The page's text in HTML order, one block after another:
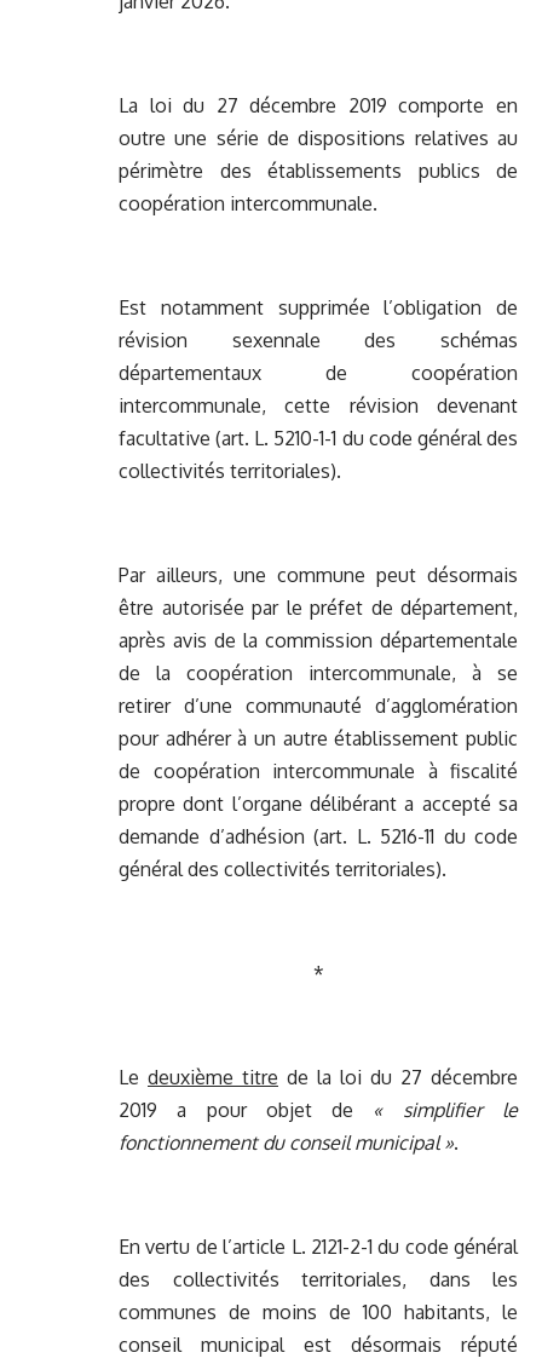
La loi du 27 décembre 2019 comporte en
outre une série de dispositions relatives au
périmètre des établissements publics de
coopération intercommunale.
Est notamment supprimée l’obligation de
révision sexennale des schémas
départementaux de coopération
intercommunale, cette révision devenant
facultative (art. L. 5210-1-1 du code général des
collectivités territoriales).
Par ailleurs, une commune peut désormais
être autorisée par le préfet de département,
après avis de la commission départementale
de la coopération intercommunale, à se
retirer d’une communauté d’agglomération
pour adhérer à un autre établissement public
de coopération intercommunale à fiscalité
propre dont l’organe délibérant a accepté sa
demande d’adhésion (art. L. 5216-11 du code
général des collectivités territoriales).
*
Le deuxième titre de la loi du 27 décembre
2019 a pour objet de « simplifier le
fonctionnement du conseil municipal ».
En vertu de l’article L. 2121-2-1 du code général
des collectivités territoriales, dans les
communes de moins de 100 habitants, le
conseil municipal est désormais réputé